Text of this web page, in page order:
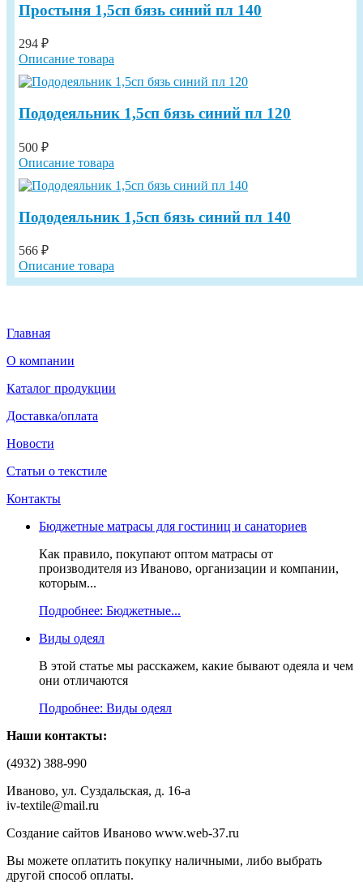
Простыня 1,5сп бязь синий пл 140
294 ₽
Описание товара
Пододеяльник 1,5сп бязь синий пл 120
500 ₽
Описание товара
Пододеяльник 1,5сп бязь синий пл 140
566 ₽
Описание товара
Главная
О компании
Каталог продукции
Доставка/оплата
Новости
Статьи о текстиле
Контакты
Бюджетные матрасы для гостиниц и санаториев
Как правило, покупают оптом матрасы от
производителя из Иваново, организации и компании,
которым...
Подробнее: Бюджетные...
Виды одеял
В этой статье мы расскажем, какие бывают одеяла и чем
они отличаются
Подробнее: Виды одеял
Наши контакты:
(4932) 388-990
Иваново, ул. Суздальская, д. 16-а
iv-textile@mail.ru
Создание сайтов Иваново www.web-37.ru
Вы можете оплатить покупку наличными, либо выбрать
другой способ оплаты.